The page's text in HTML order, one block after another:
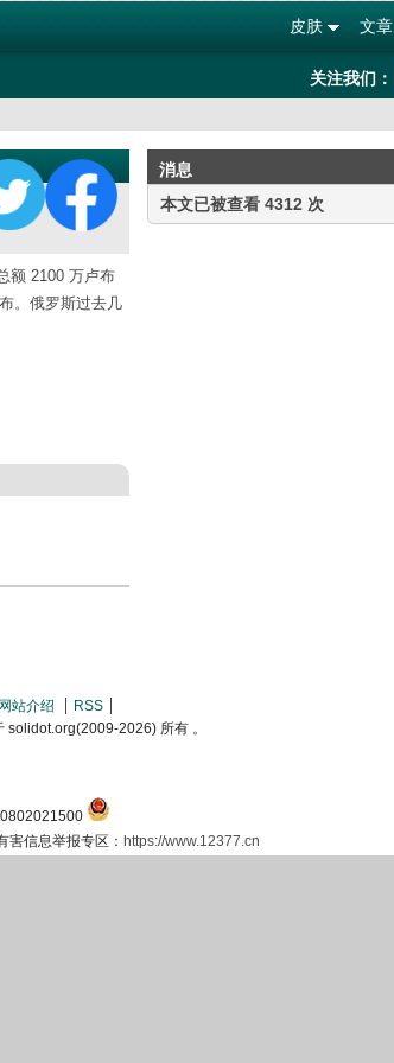
文章
皮肤
关注我们：
消息
本文已被查看 4312 次
额 2100 万卢布
。俄罗斯过去几
网站介绍
RSS
solidot.org(2009-2026) 所有 。
信息举报专区： https://www.12377.cn